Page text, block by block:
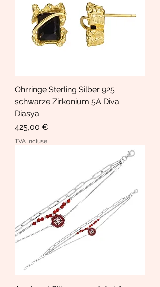
Ohrringe Sterling Silber 925
schwarze Zirkonium 5A Diva
Diasya
Prix
425,00 €
TVA Incluse